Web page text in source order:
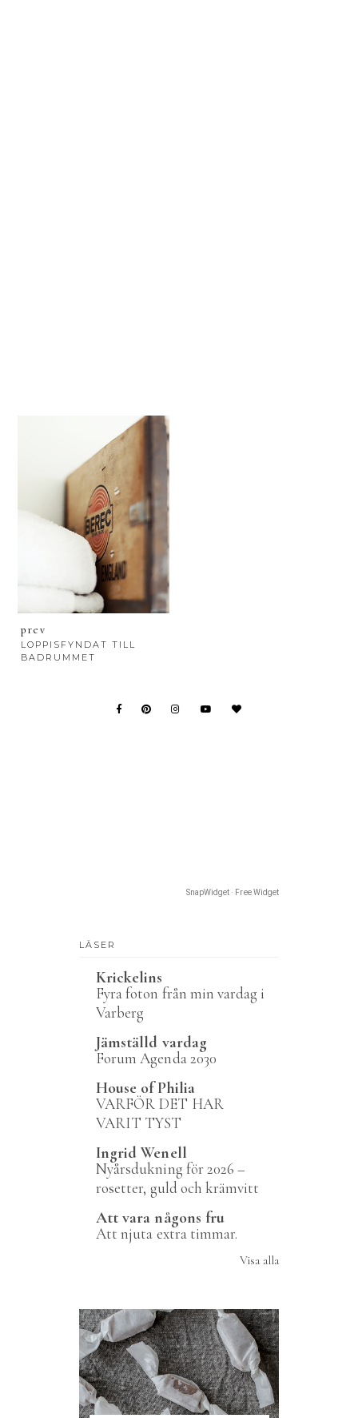
prev
LOPPISFYNDAT TILL
BADRUMMET
SnapWidget · Free Widget
LÄSER
Krickelins
Fyra foton från min vardag i
Varberg
Jämställd vardag
Forum Agenda 2030
House of Philia
VARFÖR DET HAR
VARIT TYST
Ingrid Wenell
Nyårsdukning för 2026 –
rosetter, guld och krämvitt
Att vara någons fru
Att njuta extra timmar.
Visa alla